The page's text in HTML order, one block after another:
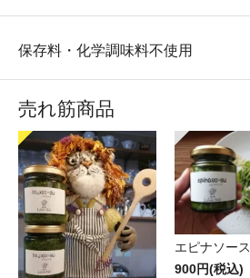
保存料・化学調味料不使用
売れ筋商品
エピナソース
900円(税込)